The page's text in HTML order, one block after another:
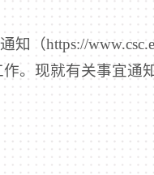
（https://
。现就有关事宜通知